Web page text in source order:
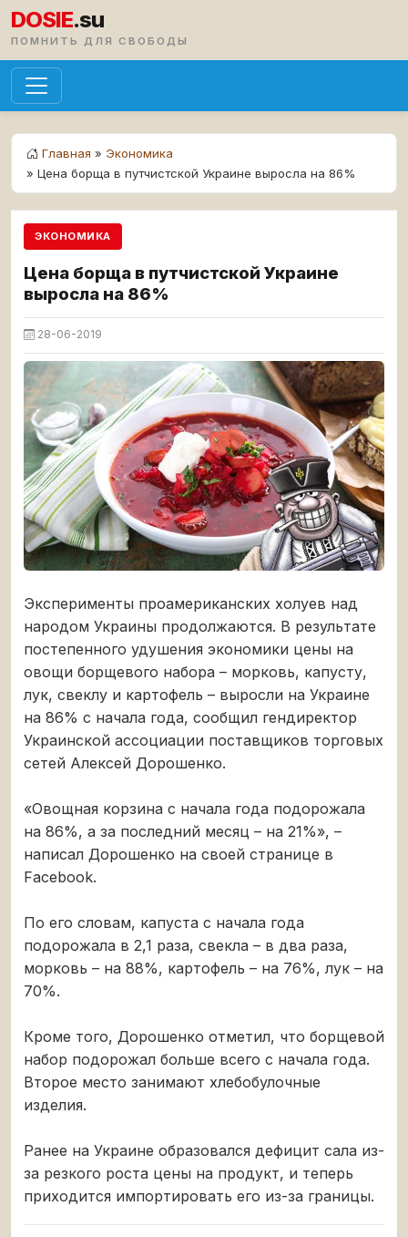
DOSIE.su
ПОМНИТЬ ДЛЯ СВОБОДЫ
Главная » Экономика
» Цена борща в путчистской Украине выросла на 86%
ЭКОНОМИКА
Цена борща в путчистской Украине
выросла на 86%
28-06-2019
Эксперименты проамериканских холуев над
народом Украины продолжаются. В результате
постепенного удушения экономики цены на
овощи борщевого набора – морковь, капусту,
лук, свеклу и картофель – выросли на Украине
на 86% с начала года, сообщил гендиректор
Украинской ассоциации поставщиков торговых
сетей Алексей Дорошенко.
«Овощная корзина с начала года подорожала
на 86%, а за последний месяц – на 21%», –
написал Дорошенко на своей странице в
Facebook.
По его словам, капуста с начала года
подорожала в 2,1 раза, свекла – в два раза,
морковь – на 88%, картофель – на 76%, лук – на
70%.
Кроме того, Дорошенко отметил, что борщевой
набор подорожал больше всего с начала года.
Второе место занимают хлебобулочные
изделия.
Ранее на Украине образовался дефицит сала из-
за резкого роста цены на продукт, и теперь
приходится импортировать его из-за границы.